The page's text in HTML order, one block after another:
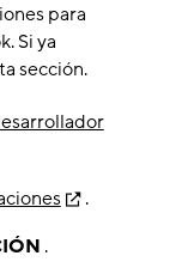
para
Si ya
sección.
.
.